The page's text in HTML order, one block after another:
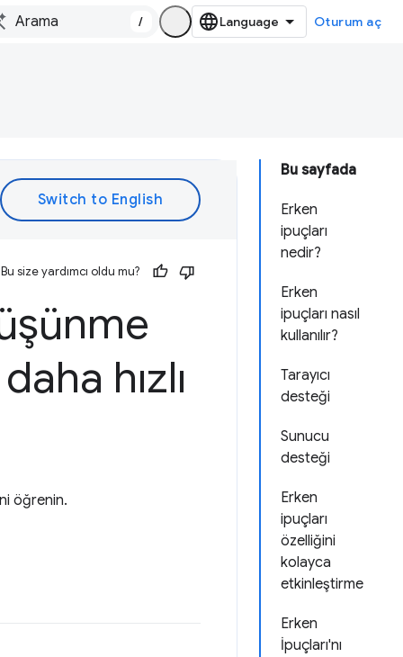
/ Oturum aç
Bu sayfada
Erken
ipuçları
nedir?
Erken
ipuçları nasıl
kullanılır?
Tarayıcı
desteği
Sunucu
desteği
Erken
ipuçları
özelliğini
kolayca
etkinleştirme
Erken
İpuçları'nı
Bu size yardımcı oldu mu?
hızlı
öğrenin.